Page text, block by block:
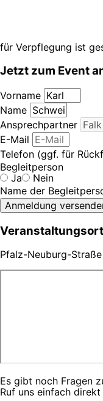
für Verpflegung ist
Jetzt zum Event
Vorname
Name
Ansprechpartner
E-Mail
Telefon (ggf. für
Begleitperson
Ja
Nein
Name der
Anmeldung
Veranstaltungsort
Pfalz-Neuburg-
Es gibt noch Fragen
Ruf uns einfach